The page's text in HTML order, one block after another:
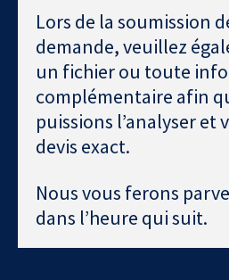
Lors de la soumission
demande, veuillez
un fichier ou toute
complémentaire afin
puissions l’analyser
devis exact.
Nous vous ferons
dans l’heure qui suit.